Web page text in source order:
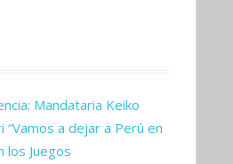
Mandataria Keiko
“Vamos a dejar a Perú en
los Juegos